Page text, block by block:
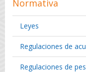
Normativa
Leyes
Regulaciones de
Regulaciones de